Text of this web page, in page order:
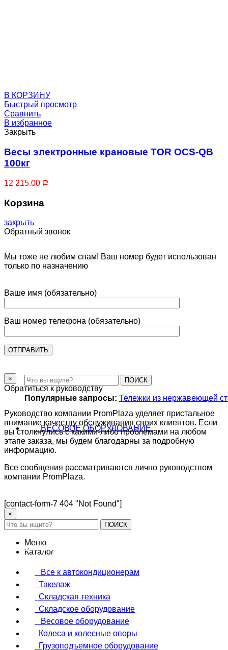
Отбойники стеллажные
Столбики
Ограждения
ПОИСК
Популярные запросы: Тележки из нержавеющей
ВЕСОВОЕ ОБОРУДОВАНИЕ
Весы крановые
В КОРЗИНУ
Быстрый просмотр
Сравнить
В избранное
Закрыть
Весы электронные крановые TOR OCS-QB
100кг
12 215.00 Р
Корзина
закрыть
Обратный звонок
Мы тоже не любим спам! Ваш номер будет использован
только по назначению
Ваше имя (обязательно)
Ваш номер телефона (обязательно)
×
Обратиться к руководству
Руководство компании PromPlaza уделяет пристальное
внимание качеству обслуживания своих клиентов. Если
вы столкнулись с какими-либо проблемами на любом
этапе заказа, мы будем благодарны за подробную
информацию.
Все сообщения рассматриваются лично руководством
компании PromPlaza.
[contact-form-7 404 "Not Found"]
×
ПОИСК
Меню
Каталог
Все к автокондиционерам
Такелаж
Складская техника
Складское оборудование
Весовое оборудование
Колеса и колесные опоры
Грузоподъемное оборудование